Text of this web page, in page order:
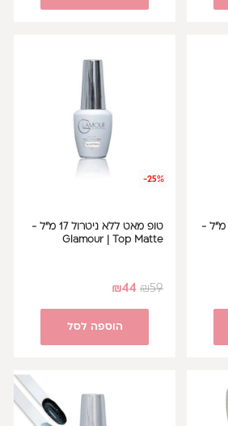
טופ ראבר ללא ניטרול 17 מ"ל -
-25%
טופ מאט ללא ניטרול 17 מ"ל -
Glamour | Top Matte
₪59
₪44
הוספה לסל